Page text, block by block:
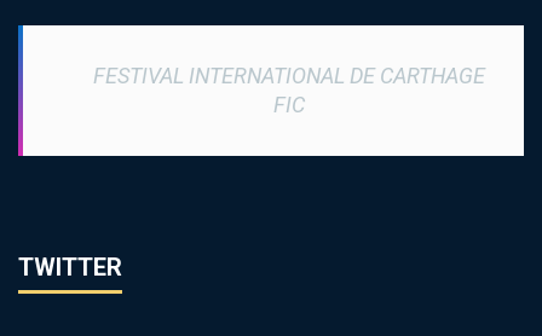
FESTIVAL INTERNATIONAL DE CARTHAGE
FIC
TWITTER